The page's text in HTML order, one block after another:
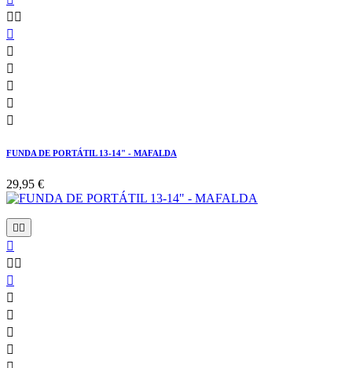
 






FUNDA DE PORTÁTIL 13-14" - MAFALDA
29,95 €
 

 




